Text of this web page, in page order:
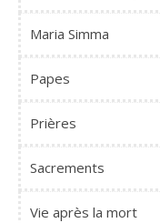
Maria Simma
Papes
Prières
Sacrements
Vie après la mort